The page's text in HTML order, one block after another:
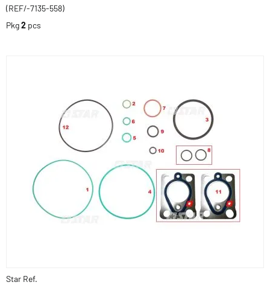
(REF/-7135-558)
Pkg2 pcs
Star Ref.